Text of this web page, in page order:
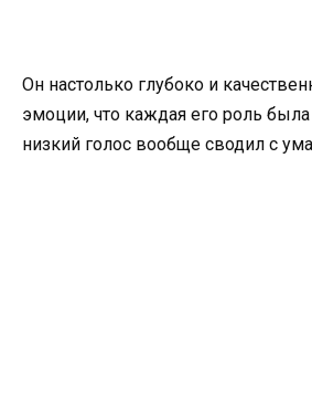
Он настолько глубоко и
эмоции, что каждая его роль
низкий голос вообще сводил с